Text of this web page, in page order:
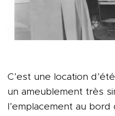
C’est une location
un ameublement très
l’emplacement au